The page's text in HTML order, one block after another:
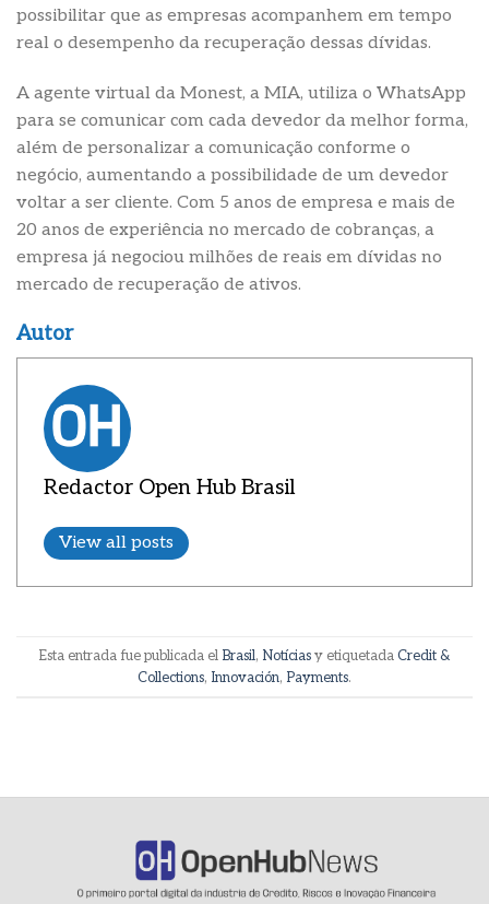
possibilitar que as empresas acompanhem em tempo
real o desempenho da recuperação dessas dívidas.
A agente virtual da Monest, a MIA, utiliza o WhatsApp
para se comunicar com cada devedor da melhor forma,
além de personalizar a comunicação conforme o
negócio, aumentando a possibilidade de um devedor
voltar a ser cliente. Com 5 anos de empresa e mais de
20 anos de experiência no mercado de cobranças, a
empresa já negociou milhões de reais em dívidas no
mercado de recuperação de ativos.
Autor
Redactor Open Hub Brasil
View all posts
Esta entrada fue publicada el Brasil, Notíciasy etiquetadaCredit &
Collections, Innovación, Payments.